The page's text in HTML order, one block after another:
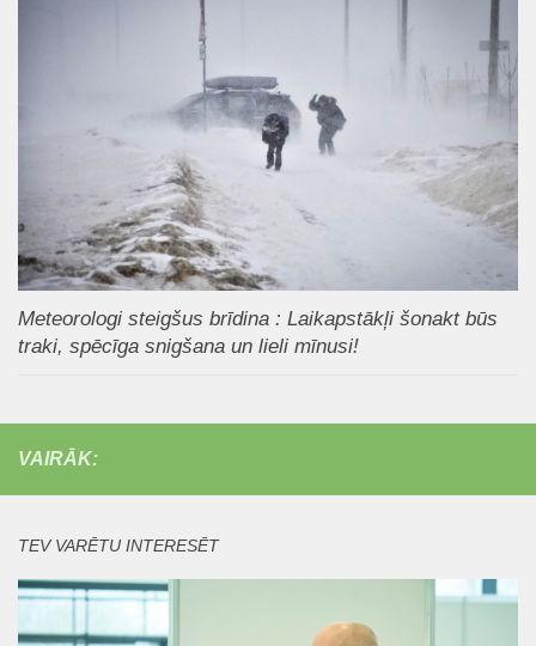
Meteorologi steigšus brīdina : Laikapstākļi šonakt būs
traki, spēcīga snigšana un lieli mīnusi!
VAIRĀK:
TEV VARĒTU INTERESĒT